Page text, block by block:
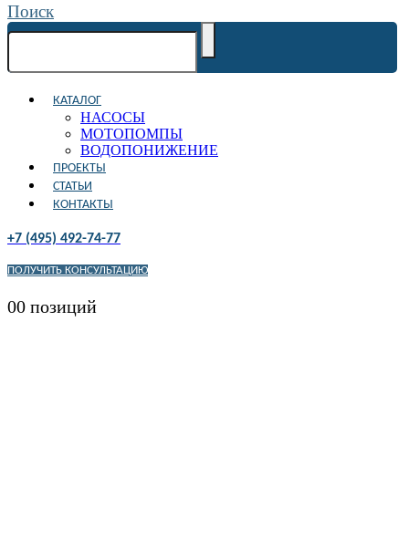
Поиск
КАТАЛОГ
НАСОСЫ
МОТОПОМПЫ
ВОДОПОНИЖЕНИЕ
ПРОЕКТЫ
СТАТЬИ
КОНТАКТЫ
+7 (495) 492-74-77
ПОЛУЧИТЬ КОНСУЛЬТАЦИЮ
00 позиций